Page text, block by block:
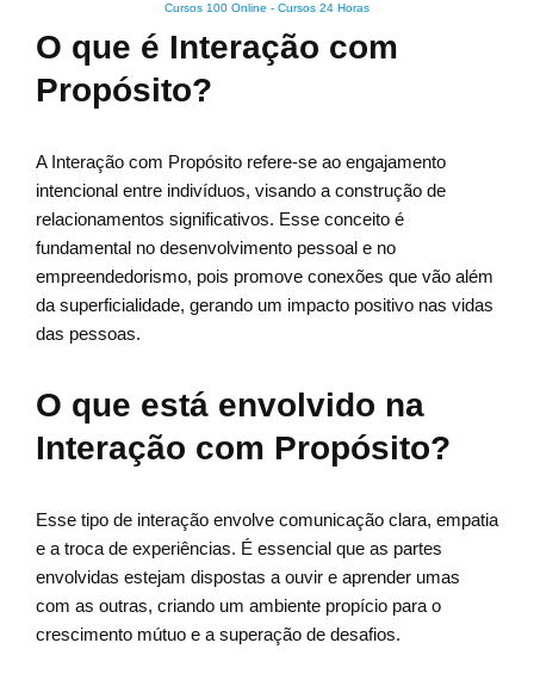
Cursos 100 Online - Cursos 24 Horas
O que é Interação com
Propósito?
A Interação com Propósito refere-se ao engajamento
intencional entre indivíduos, visando a construção de
relacionamentos significativos. Esse conceito é
fundamental no desenvolvimento pessoal e no
empreendedorismo, pois promove conexões que vão além
da superficialidade, gerando um impacto positivo nas vidas
das pessoas.
O que está envolvido na
Interação com Propósito?
Esse tipo de interação envolve comunicação clara, empatia
e a troca de experiências. É essencial que as partes
envolvidas estejam dispostas a ouvir e aprender umas
com as outras, criando um ambiente propício para o
crescimento mútuo e a superação de desafios.